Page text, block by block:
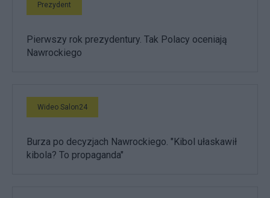
Prezydent
Pierwszy rok prezydentury. Tak Polacy oceniają
Nawrockiego
Wideo Salon24
Burza po decyzjach Nawrockiego. "Kibol ułaskawił
kibola? To propaganda"